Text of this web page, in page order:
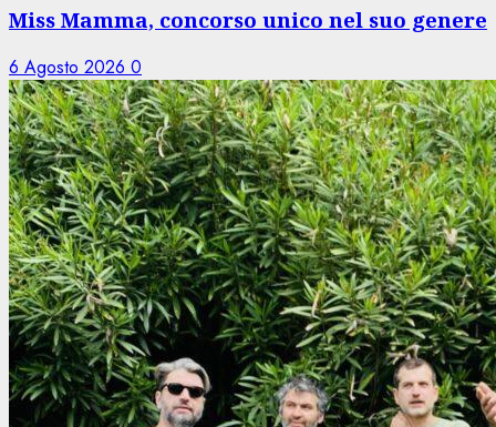
Miss Mamma, concorso unico nel suo genere
6 Agosto 2026 0